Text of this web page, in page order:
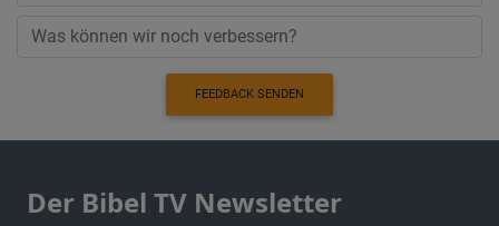
FEEDBACK SENDEN
Der Bibel TV Newsletter